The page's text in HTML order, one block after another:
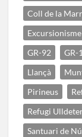
Coll de la
Excursionisme
GR-92
GR-
Llançà
Pirineus
Refugi Ulldeter
Santuari de